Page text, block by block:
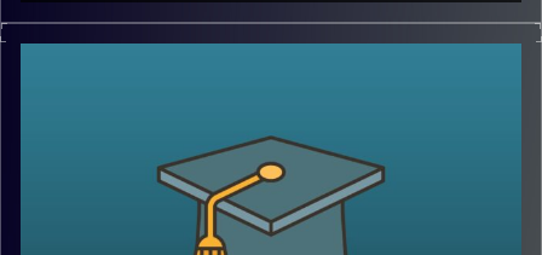
ד"ר דנה פרג מתארת את השינויים הדרמטיים
בין המעסיק למועסק, וגם: מדוע חבורת יפנים
שיתחילו לעבוד במשרד בתל אביב לא שונים
בהרבה מחבורת צעירים בני העיר שגדלו אי שם